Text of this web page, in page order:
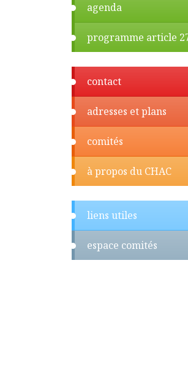
agenda
programme article
contact
adresses et plans
comités
à propos du CHAC
liens utiles
espace comités